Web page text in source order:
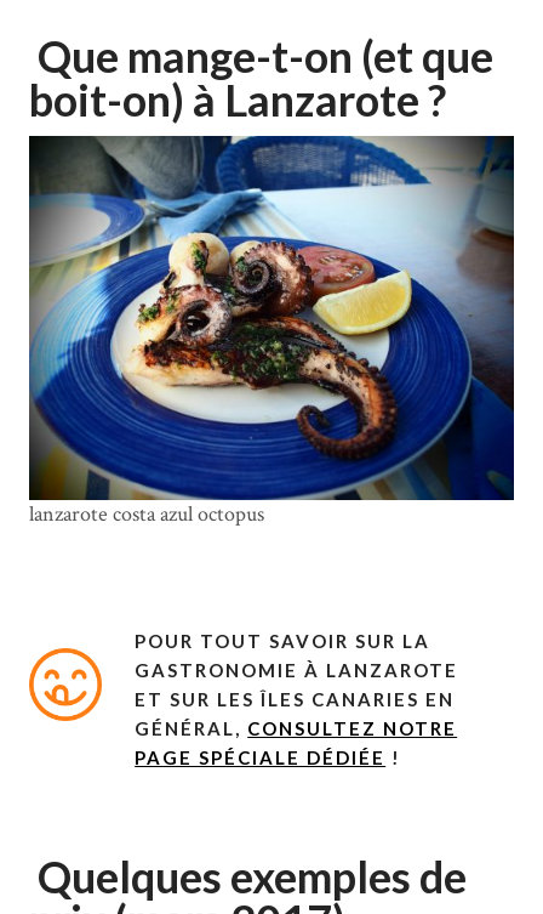
Que mange-t-on (et que
boit-on) à Lanzarote ?
lanzarote costa azul octopus
POUR TOUT SAVOIR SUR LA
GASTRONOMIE À LANZAROTE
ET SUR LES ÎLES CANARIES EN
GÉNÉRAL, CONSULTEZ NOTRE
PAGE SPÉCIALE DÉDIÉE !
Quelques exemples de